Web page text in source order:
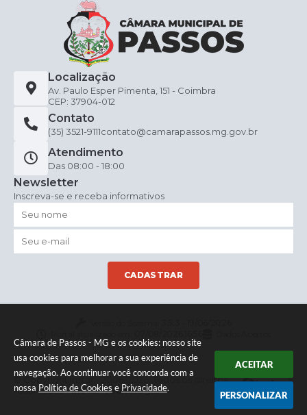
Câmara de Passos - MG e os cookies: nosso site
usa cookies para melhorar a sua experiência de
navegação. Ao continuar você concorda com a
nossa Política de Cookies e Privacidade.
ACEITAR
PERSONALIZAR
Localização
Av. Paulo Esper Pimenta, 151 - Coimbra
CEP: 37904-012
Contato
(35) 3521-9111contato@camarapassos.mg.gov.br
Atendimento
Das 08:00 - 18:00
Newsletter
Inscreva-se e receba informativos
CADASTRAR
© Copyright Instar - 2006-2026. Todos os direitos
reservados -Instar Tecnologia